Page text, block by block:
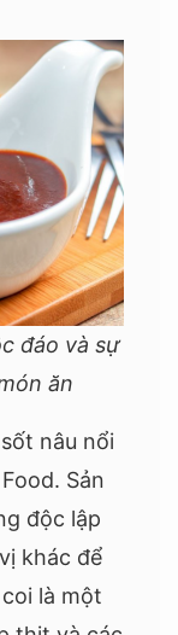
đáo và sự
ăn
nâu nổi
Sản
độc lập
khác để
là một